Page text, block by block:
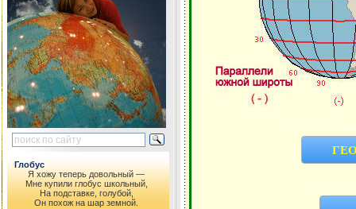
Глобус
Я хожу теперь довольный —
Мне купили глобус школьный,
На подставке, голубой,
Он похож на шар земной.